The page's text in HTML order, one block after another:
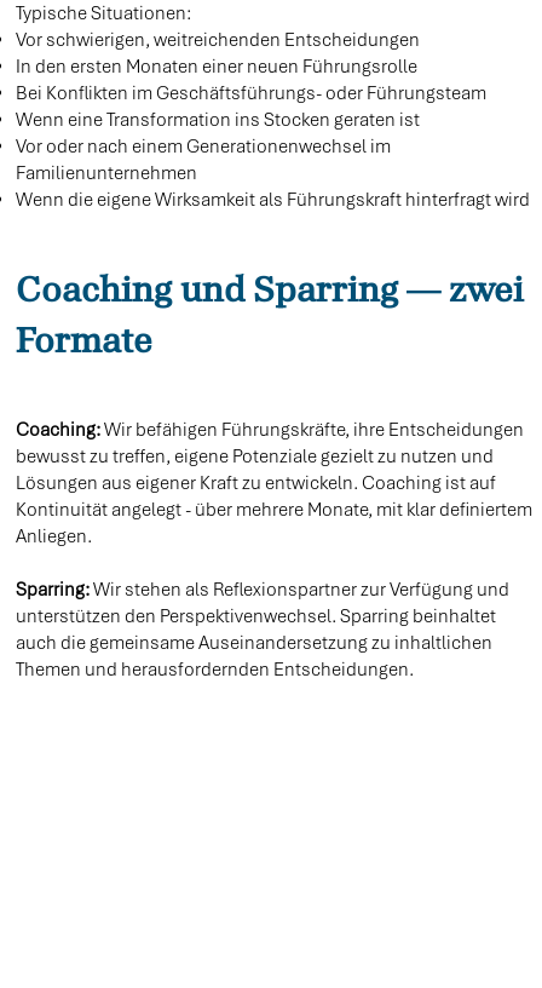
Typische Situationen:
Vor schwierigen, weitreichenden Entscheidungen
In den ersten Monaten einer neuen Führungsrolle
Bei Konflikten im Geschäftsführungs- oder Führungsteam
Wenn eine Transformation ins Stocken geraten ist
Vor oder nach einem Generationenwechsel im
Familienunternehmen
Wenn die eigene Wirksamkeit als Führungskraft hinterfragt wird
Coaching und Sparring — zwei
Formate
Coaching:Wir befähigen Führungskräfte, ihre Entscheidungen
bewusst zu treffen, eigene Potenziale gezielt zu nutzen und
Lösungen aus eigener Kraft zu entwickeln. Coaching ist auf
Kontinuität angelegt - über mehrere Monate, mit klar definiertem
Anliegen.
Sparring:Wir stehen als Reflexionspartner zur Verfügung und
unterstützen den Perspektivenwechsel. Sparring beinhaltet
auch die gemeinsame Auseinandersetzung zu inhaltlichen
Themen und herausfordernden Entscheidungen.